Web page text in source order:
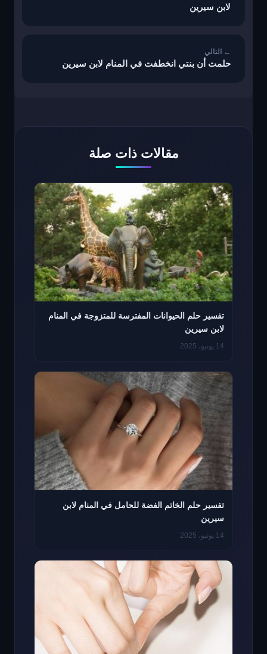
لابن سيرين
حلمت أن بنتي انخطفت في المنام لابن سيرين
مقالات ذات صلة
تفسير حلم الحيوانات المفترسة للمتزوجة في المنام
لابن سيرين
14 يونيو، 2025
تفسير حلم الخاتم الفضة للحامل في المنام لابن
سيرين
14 يونيو، 2025